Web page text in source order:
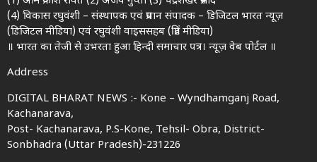
(4) विकास रघुवंशी – संस्थापक एवं प्रधान संपादक – डिजिटल भारत न्यूज़
(डिजिटल मीडिया) एवं रघुवंशी वाइससहब (प्रिंट मीडिया)
॥ भारत का तेजी से उभरता हुआ हिन्दी समाचार पत्र। न्यूज़ वेब पोर्टल ॥
Address
DIGITAL BHARAT NEWS :- Kone – Wyndhamganj Road,
Kachanarava,
Post- Kachanarava, P.S-Kone, Tehsil- Obra, District-
Sonbhadra (Uttar Pradesh)-231226